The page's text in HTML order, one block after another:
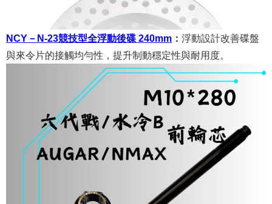
NCY－N-23競技型全浮動後碟 240mm ： 浮動設計改善碟盤
與來令片的接觸均勻性，提升制動穩定性與耐用度。